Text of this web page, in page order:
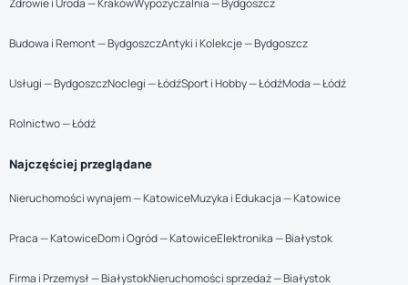
Zdrowie i Uroda — KrakówWypożyczalnia — Bydgoszcz
Budowa i Remont — BydgoszczAntyki i Kolekcje — Bydgoszcz
Usługi — BydgoszczNoclegi — ŁódźSport i Hobby — ŁódźModa — Łódź
Rolnictwo — Łódź
Najczęściej przeglądane
Nieruchomości wynajem — KatowiceMuzyka i Edukacja — Katowice
Praca — KatowiceDom i Ogród — KatowiceElektronika — Białystok
Firma i Przemysł — BiałystokNieruchomości sprzedaż — Białystok